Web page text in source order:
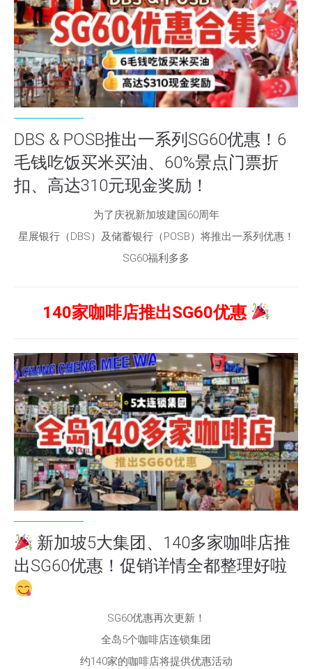
DBS & POSB推出一系列SG60优惠！6
毛钱吃饭买米买油、60%景点门票折
扣、高达310元现金奖励！
为了庆祝新加坡建国60周年
星展银行（DBS）及储蓄银行（POSB）将推出一系列优惠！
SG60福利多多
140家咖啡店推出SG60优惠
新加坡5大集团、140多家咖啡店推
出SG60优惠！促销详情全都整理好啦
SG60优惠再次更新！
全岛5个咖啡店连锁集团
约140家的咖啡店将提供优惠活动